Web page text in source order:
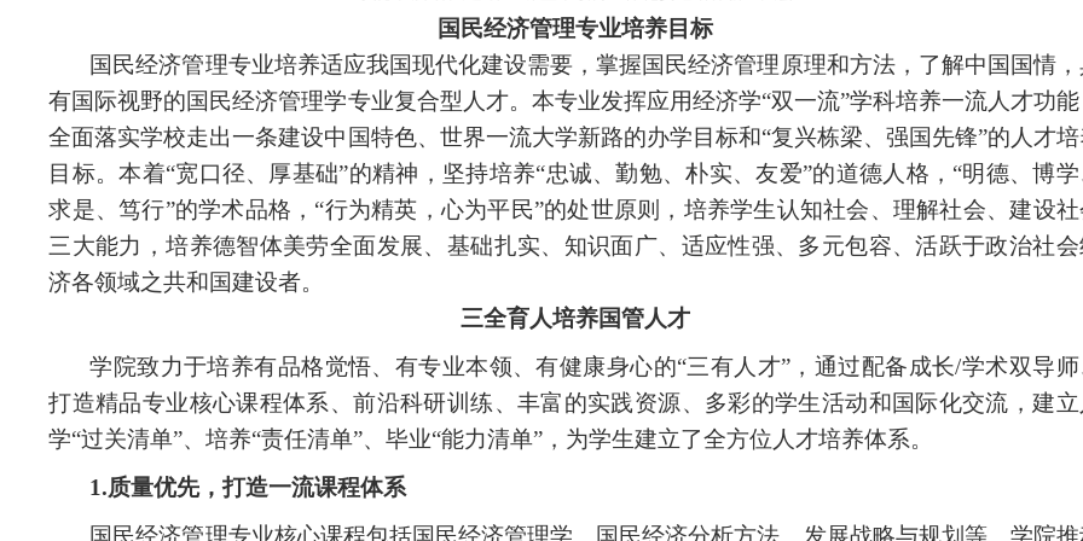
国民经济管理专业培养目标
国民经济管理专业培养适应我国现代化建设需要，掌握国民经济管理原理和方法，了解中国国情
有国际视野的国民经济管理学专业复合型人才。本专业发挥应用经济学“双一流”学科培养一流人才功能
全面落实学校走出一条建设中国特色、世界一流大学新路的办学目标和“复兴栋梁、强国先锋”的人才培
目标。本着“宽口径、厚基础”的精神，坚持培养“忠诚、勤勉、朴实、友爱”的道德人格，“明德、博学
求是、笃行”的学术品格，“行为精英，心为平民”的处世原则，培养学生认知社会、理解社会、建设社
三大能力，培养德智体美劳全面发展、基础扎实、知识面广、适应性强、多元包容、活跃于政治社
济各领域之共和国建设者。
三全育人培养国管人才
学院致力于培养有品格觉悟、有专业本领、有健康身心的“三有人才”，通过配备成长/学术双导师
打造精品专业核心课程体系、前沿科研训练、丰富的实践资源、多彩的学生活动和国际化交流，建立
学“过关清单”、培养“责任清单”、毕业“能力清单”，为学生建立了全方位人才培养体系。
1.质量优先，打造一流课程体系
国民经济管理专业核心课程包括国民经济管理学、国民经济分析方法、发展战略与规划等。学院